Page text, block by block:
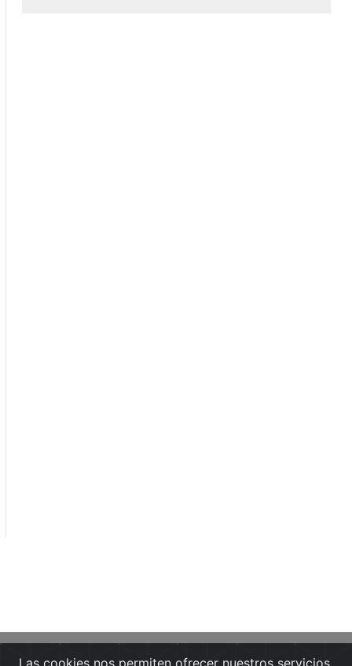
Las cookies nos permiten ofrecer nuestros servicios.